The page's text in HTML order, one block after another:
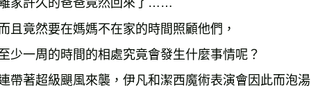
許久的爸爸竟然回來了……
竟然要在媽媽不在家的時間照顧他們，
一周的時間的相處究竟會發生什麼事情呢？
著超級颶風來襲，伊凡和潔西魔術表演會因此而泡